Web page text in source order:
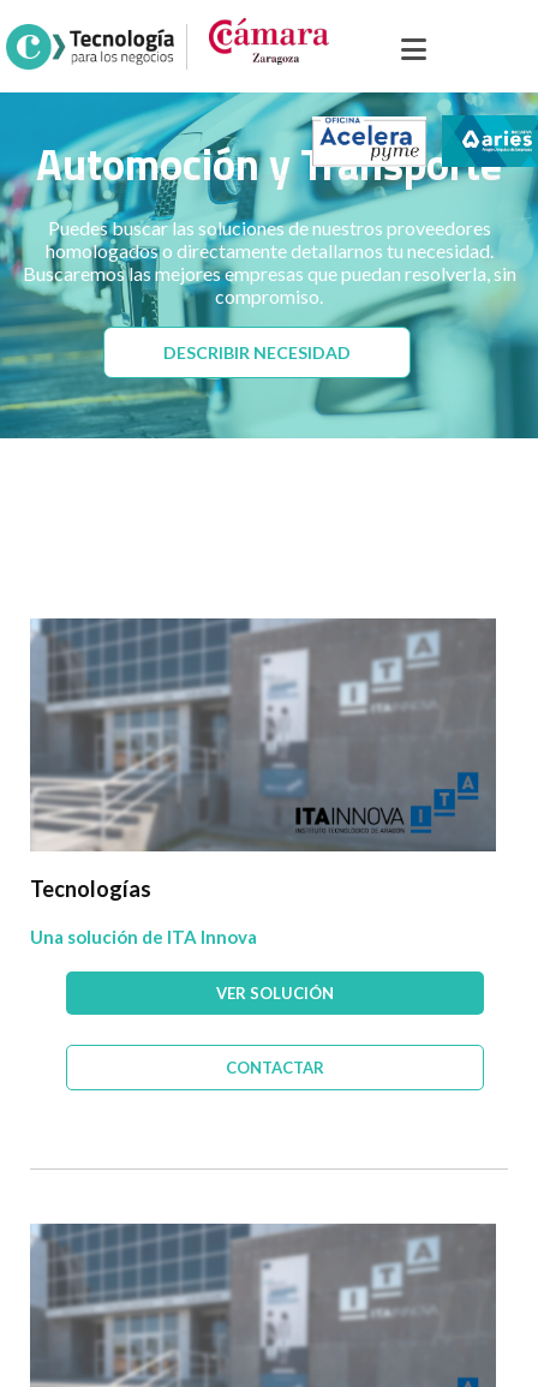
Inicio Portal sector industria >Sectores
Automoción y Transporte
Puedes buscar las soluciones de nuestros proveedores
homologados o directamente detallarnos tu necesidad.
Buscaremos las mejores empresas que puedan resolverla, sin
compromiso.
DESCRIBIR NECESIDAD
Tecnologías
Una solución de ITA Innova
VER SOLUCIÓN
CONTACTAR